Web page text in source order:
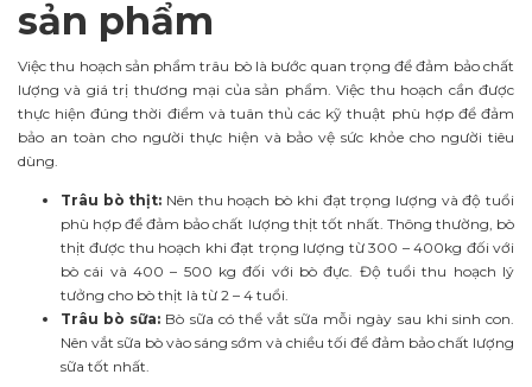
sản phẩm
Việc thu hoạch sản phẩm trâu bò là bước quan trọng để đảm bảo chất
lượng và giá trị thương mại của sản phẩm. Việc thu hoạch cần được
thực hiện đúng thời điểm và tuân thủ các kỹ thuật phù hợp để đảm
bảo an toàn cho người thực hiện và bảo vệ sức khỏe cho người tiêu
dùng.
Trâu bò thịt: Nên thu hoạch bò khi đạt trọng lượng và độ tuổi
phù hợp để đảm bảo chất lượng thịt tốt nhất. Thông thường, bò
thịt được thu hoạch khi đạt trọng lượng từ 300 – 400kg đối với
bò cái và 400 – 500 kg đối với bò đực. Độ tuổi thu hoạch lý
tưởng cho bò thịt là từ 2 – 4 tuổi.
Trâu bò sữa: Bò sữa có thể vắt sữa mỗi ngày sau khi sinh con.
Nên vắt sữa bò vào sáng sớm và chiều tối để đảm bảo chất lượng
sữa tốt nhất.